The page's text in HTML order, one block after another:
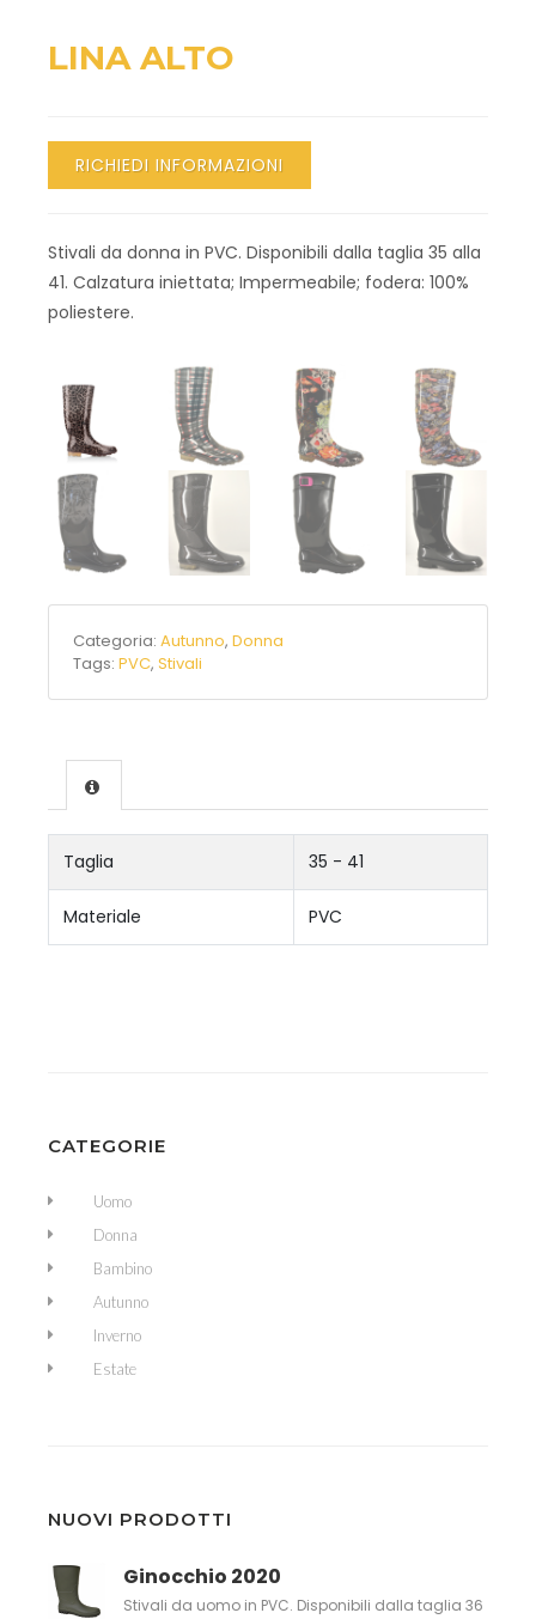
LINA ALTO
RICHIEDI INFORMAZIONI
Stivali da donna in PVC. Disponibili dalla taglia 35 alla
41. Calzatura iniettata; Impermeabile; fodera: 100%
poliestere.
Categoria: Autunno, Donna
Tags: PVC, Stivali
Taglia 35 - 41
Materiale PVC
CATEGORIE
Uomo
Donna
Bambino
Autunno
Inverno
Estate
NUOVI PRODOTTI
Ginocchio 2020
Stivali da uomo in PVC. Disponibili dalla taglia 36